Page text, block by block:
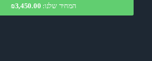
המחיר שלנו: ₪3,450.00